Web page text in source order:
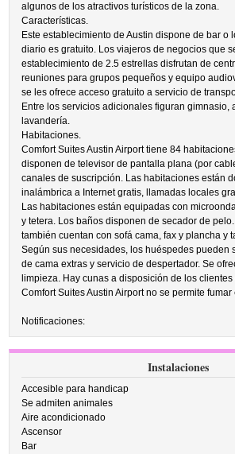
algunos de los atractivos turísticos de la zona.
Características.
Este establecimiento de Austin dispone de bar o
diario es gratuito. Los viajeros de negocios que
establecimiento de 2.5 estrellas disfrutan de
reuniones para grupos pequeños y equipo
se les ofrece acceso gratuito a servicio de
Entre los servicios adicionales figuran gimnasio,
lavandería.
Habitaciones.
Comfort Suites Austin Airport tiene 84
disponen de televisor de pantalla plana (por
canales de suscripción. Las habitaciones están
inalámbrica a Internet gratis, llamadas locales
Las habitaciones están equipadas con
y tetera. Los baños disponen de secador de
también cuentan con sofá cama, fax y plancha y
Según sus necesidades, los huéspedes pueden
de cama extras y servicio de despertador. Se
limpieza. Hay cunas a disposición de los clientes
Comfort Suites Austin Airport no se permite
Notificaciones:
Instalaciones
Accesible para handicap
Se admiten animales
Aire acondicionado
Ascensor
Bar